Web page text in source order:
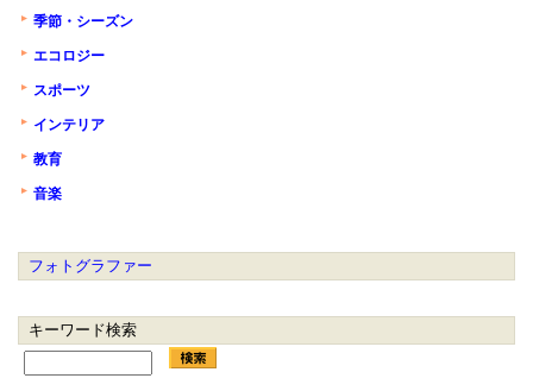
季節・シーズン
エコロジー
スポーツ
インテリア
教育
音楽
フォトグラファー
キーワード検索